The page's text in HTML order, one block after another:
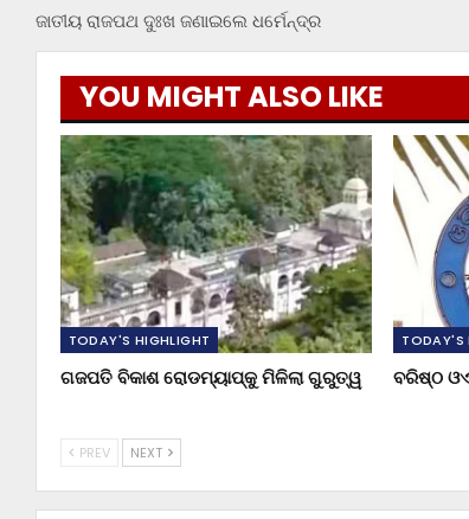
ଜାତୀୟ ରାଜପଥ ଦୁଃଖ ଜଣାଇଲେ ଧର୍ମେନ୍ଦ୍ର
YOU MIGHT ALSO LIKE
TODAY'S HIGHLIGHT
ଗଜପତି ବିକାଶ ରୋଡମ୍ୟାପ୍‌କୁ ମିଳିଲା ଗୁରୁତ୍ୱ
TODAY'S
ବରିଷ୍ଠ
PREV NEXT